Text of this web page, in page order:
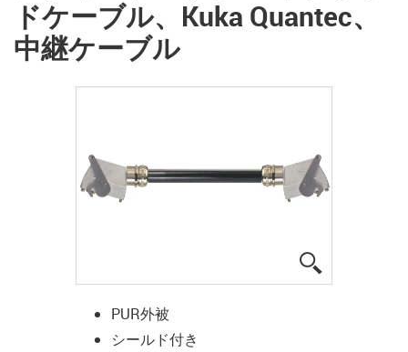
ドケーブル、Kuka Quantec、
中継ケーブル
PUR外被
シールド付き